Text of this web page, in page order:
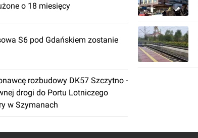
o 18 miesięcy
S6 pod Gdańskiem zostanie
rozbudowy DK57 Szczytno -
drogi do Portu Lotniczego
w Szymanach